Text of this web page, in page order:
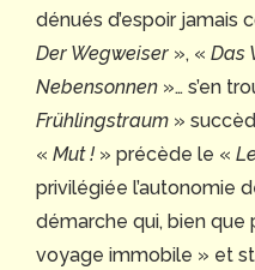
dénués d’espoir jamais
Der Wegweiser », « Das
Nebensonnen »… s’en
Frühlingstraum »
« Mut ! » précède le «
privilégiée l’autonomie
démarche qui, bien que
voyage immobile » et